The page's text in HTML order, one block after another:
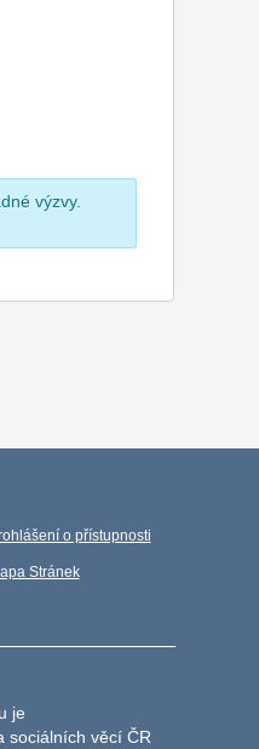
výzvy.
o přístupnosti
Stránek
je
sociálních věcí ČR